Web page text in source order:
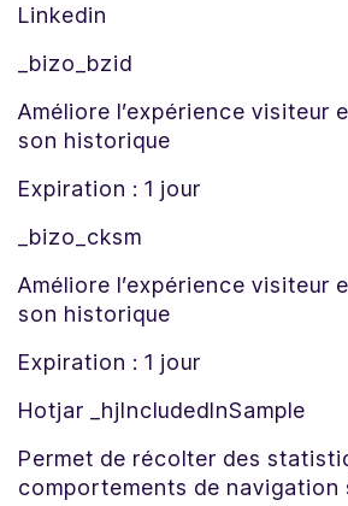
Linkedin
_bizo_bzid
Améliore l’expérience visiteur
son historique
Expiration : 1 jour
_bizo_cksm
Améliore l’expérience visiteur
son historique
Expiration : 1 jour
Hotjar _hjIncludedInSample
Permet de récolter des
comportements de navigation